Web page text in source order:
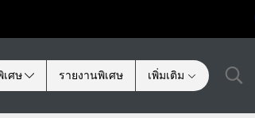
ศษ รายงานพิเศษ เพิ่มเติม